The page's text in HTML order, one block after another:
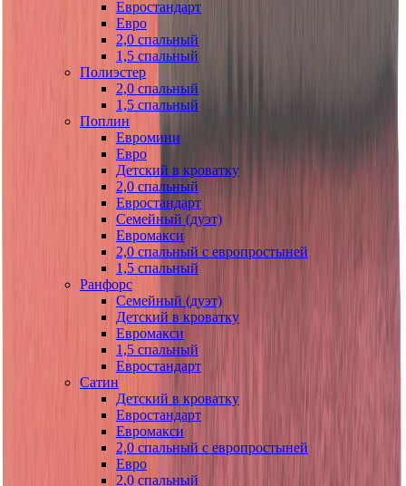
Евростандарт
Евро
2,0 спальный
1,5 спальный
Полиэстер
2,0 спальный
1,5 спальный
Поплин
Евромини
Евро
Детский в кроватку
2,0 спальный
Евростандарт
Семейный (дуэт)
Евромакси
2,0 спальный с европростыней
1,5 спальный
Ранфорс
Семейный (дуэт)
Детский в кроватку
Евромакси
1,5 спальный
Евростандарт
Сатин
Детский в кроватку
Евростандарт
Евромакси
2,0 спальный с европростыней
Евро
2,0 спальный